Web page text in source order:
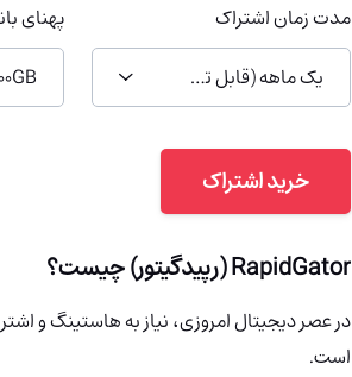
مدت زمان اشتراک
یک ماهه (قابل تمدید)
پهنای
خرید اشتراک
RapidGator (رپیدگیتور) چیست؟
در عصر دیجیتال امروزی، نیاز به هاستینگ و
است.